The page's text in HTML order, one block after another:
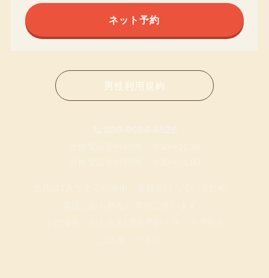
ネット予約
男性利用規約